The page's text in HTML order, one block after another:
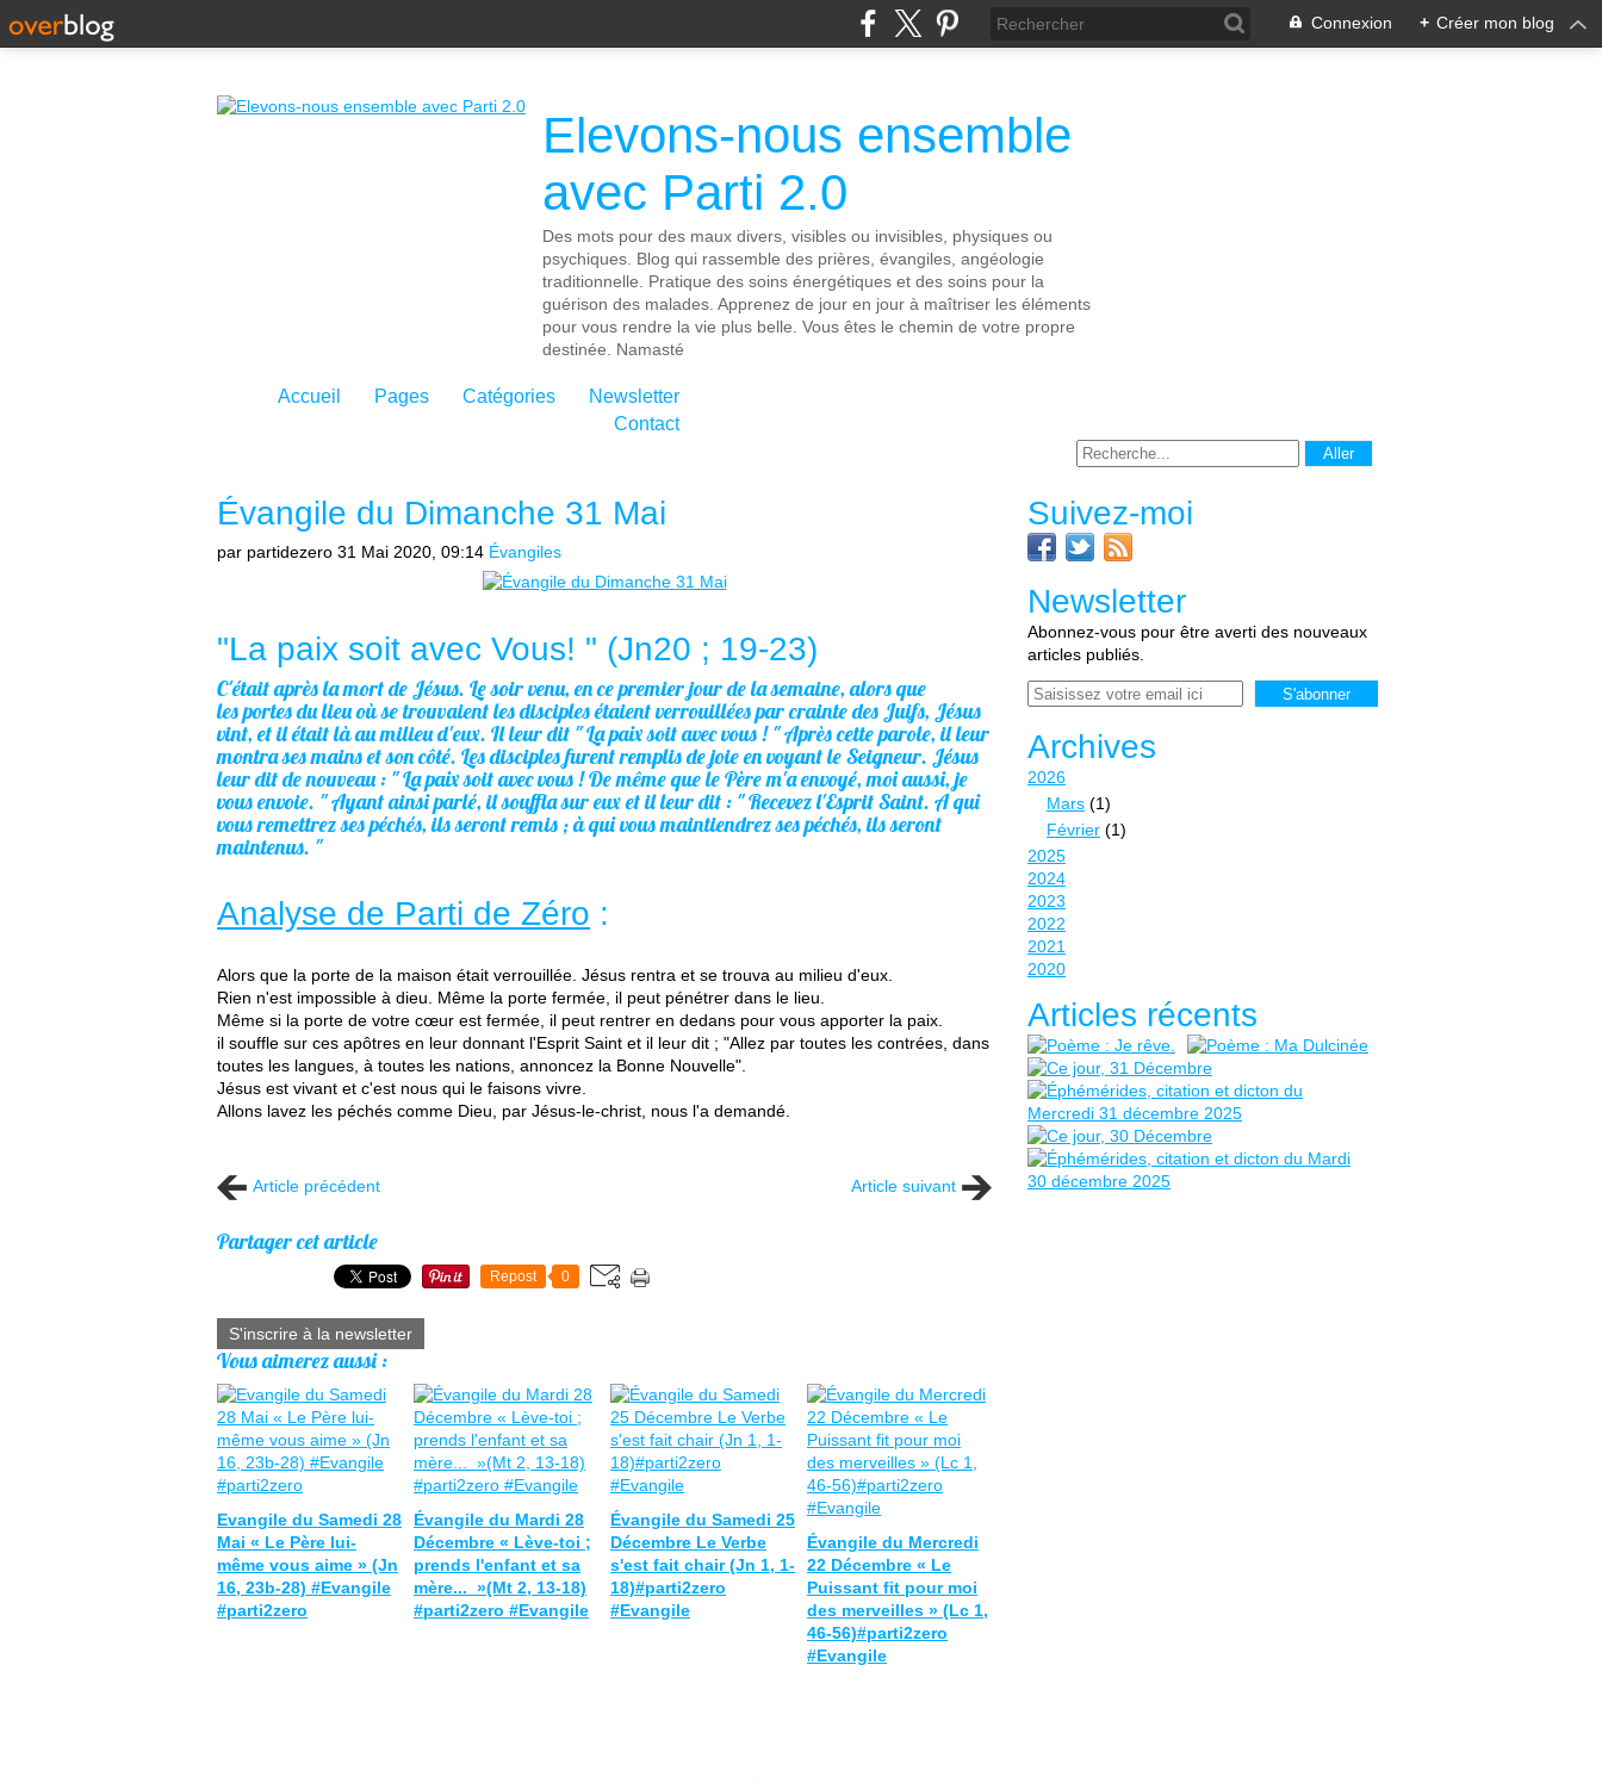
Connexion + Créer mon blog
Elevons-nous ensemble
avec Parti 2.0
Des mots pour des maux divers, visibles ou invisibles, physiques ou
psychiques. Blog qui rassemble des prières, évangiles, angéologie
traditionnelle. Pratique des soins énergétiques et des soins pour la
guérison des malades. Apprenez de jour en jour à maîtriser les éléments
pour vous rendre la vie plus belle. Vous êtes le chemin de votre propre
destinée. Namasté
Accueil Pages Catégories
Newsletter
Contact
Évangile du Dimanche 31 Mai
par partidezero 31 Mai 2020, 09:14 Évangiles
"La paix soit avec Vous! " (Jn20 ; 19-23)
C'était après la mort de Jésus. Le soir venu, en ce premier jour de la semaine, alors que
les portes du lieu où se trouvaient les disciples étaient verrouillées par crainte des Juifs, Jésus
vint, et il était là au milieu d'eux. Il leur dit " La paix soit avec vous ! " Après cette parole, il leur
montra ses mains et son côté. Les disciples furent remplis de joie en voyant le Seigneur. Jésus
leur dit de nouveau : " La paix soit avec vous ! De même que le Père m'a envoyé, moi aussi, je
vous envoie. " Ayant ainsi parlé, il souffla sur eux et il leur dit : " Recevez l'Esprit Saint. A qui
vous remettrez ses péchés, ils seront remis ; à qui vous maintiendrez ses péchés, ils seront
maintenus. "
Analyse de Parti de Zéro :
Alors que la porte de la maison était verrouillée. Jésus rentra et se trouva au milieu d'eux.
Rien n'est impossible à dieu. Même la porte fermée, il peut pénétrer dans le lieu.
Même si la porte de votre cœur est fermée, il peut rentrer en dedans pour vous apporter la paix.
il souffle sur ces apôtres en leur donnant l'Esprit Saint et il leur dit ; "Allez par toutes les contrées, dans
toutes les langues, à toutes les nations, annoncez la Bonne Nouvelle".
Jésus est vivant et c'est nous qui le faisons vivre.
Allons lavez les péchés comme Dieu, par Jésus-le-christ, nous l'a demandé.
Article précédent Article suivant
Partager cet article
Repost 0
S'inscrire à la newsletter
Vous aimerez aussi :
Evangile du Samedi 28
Mai « Le Père lui-
même vous aime » (Jn
16, 23b-28) #Evangile
#parti2zero
Évangile du Mardi 28
Décembre « Lève-toi ;
prends l'enfant et sa
mère... »(Mt 2, 13-18)
#parti2zero #Evangile
Évangile du Samedi 25
Décembre Le Verbe
s'est fait chair (Jn 1, 1-
18)#parti2zero
#Evangile
Évangile du Mercredi
22 Décembre « Le
Puissant fit pour moi
des merveilles » (Lc 1,
46-56)#parti2zero
#Evangile
Suivez-moi
Newsletter
Abonnez-vous pour être averti des nouveaux
articles publiés.
Email
Archives
2026
Mars (1)
Février (1)
2025
2024
2023
2022
2021
2020
Articles récents